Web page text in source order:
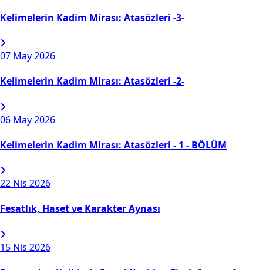
Kelimelerin Kadim Mirası: Atasözleri -3-
07 May 2026
Kelimelerin Kadim Mirası: Atasözleri -2-
06 May 2026
Kelimelerin Kadim Mirası: Atasözleri - 1 - BÖLÜM
22 Nis 2026
Fesatlık, Haset ve Karakter Aynası
15 Nis 2026